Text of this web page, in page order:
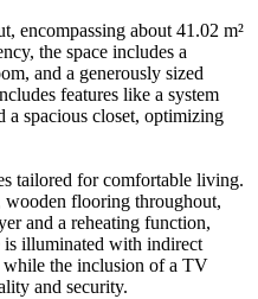
encompassing about 41.02 m²
the space includes a
and a generously sized
features like a system
a spacious closet, optimizing
tailored for comfortable living.
flooring throughout,
and a reheating function,
is illuminated with indirect
while the inclusion of a TV
and security.